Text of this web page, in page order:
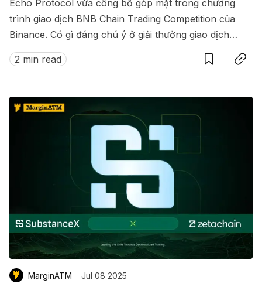
Echo Protocol vừa công bố góp mặt trong chương
trình giao dịch BNB Chain Trading Competition của
Binance. Có gì đáng chú ý ở giải thưởng giao dịch
này?
2 min read
SaveCopy link
MarginATM Jul 08 2025